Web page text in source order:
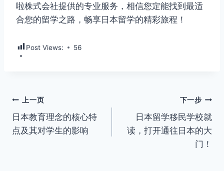
啦株式会社提供的专业服务，相信您定能找到最适
合您的留学之路，畅享日本留学的精彩旅程！
Post Views: 56
文
章
上一页
日本教育理念的核心特
点及其对学生的影响
下一步
日本留学移民学校就
读，打开通往日本的大
门！